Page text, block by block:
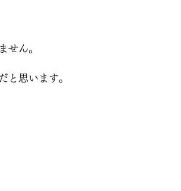
せん。
と思います。